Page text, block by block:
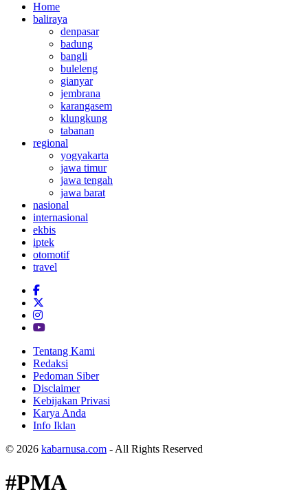
Home
baliraya
denpasar
badung
bangli
buleleng
gianyar
jembrana
karangasem
klungkung
tabanan
regional
yogyakarta
jawa timur
jawa tengah
jawa barat
nasional
internasional
ekbis
iptek
otomotif
travel
Tentang Kami
Redaksi
Pedoman Siber
Disclaimer
Kebijakan Privasi
Karya Anda
Info Iklan
© 2026 kabarnusa.com - All Rights Reserved
#PMA